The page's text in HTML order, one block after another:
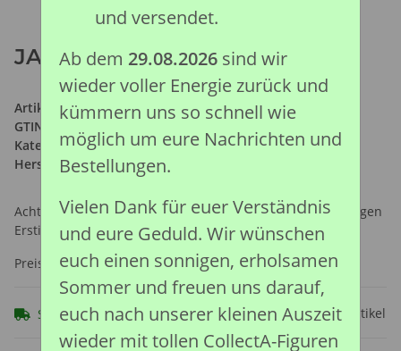
JACK RUSSEL TERRIER (S)
Artikelnummer:88080
GTIN:
Kategorie:Bauernhof Kollektion
Hersteller: Collecta Global Limited
Achtung: Nicht geeignet für Kinder unter 36 Monaten, wegen
Erstickungsgefahr durch verschluckbare Kleinteile.
Preise nach Anmeldung sichtbar
Sofort verfügbar Frage zum Artikel
und versendet.
Ab dem 29.08.2026sind wir
wieder voller Energie zurück und
kümmern uns so schnell wie
möglich um eure Nachrichten und
Bestellungen.
Vielen Dank für euer Verständnis
und eure Geduld. Wir wünschen
euch einen sonnigen, erholsamen
Sommer und freuen uns darauf,
euch nach unserer kleinen Auszeit
wieder mit tollen CollectA-Figuren